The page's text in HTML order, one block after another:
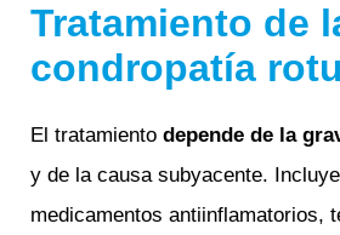
Tratamiento de
condropatía
El tratamiento depende de la
y de la causa subyacente.
medicamentos antiinflamatorios,